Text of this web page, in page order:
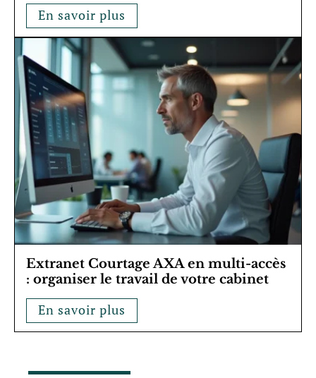
En savoir plus
Extranet Courtage AXA en multi-accès
: organiser le travail de votre cabinet
En savoir plus